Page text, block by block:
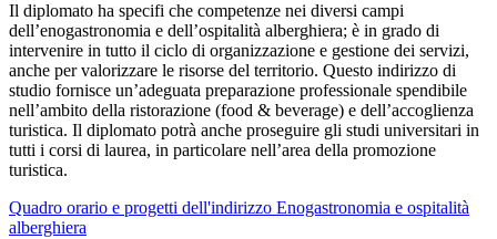
Il diplomato ha specifi che competenze nei diversi campi
dell’enogastronomia e dell’ospitalità alberghiera; è in grado di
intervenire in tutto il ciclo di organizzazione e gestione dei servizi,
anche per valorizzare le risorse del territorio. Questo indirizzo di
studio fornisce un’adeguata preparazione professionale spendibile
nell’ambito della ristorazione (food & beverage) e dell’accoglienza
turistica. Il diplomato potrà anche proseguire gli studi universitari in
tutti i corsi di laurea, in particolare nell’area della promozione
turistica.
Quadro orario e progetti dell'indirizzo Enogastronomia e ospitalità
alberghiera